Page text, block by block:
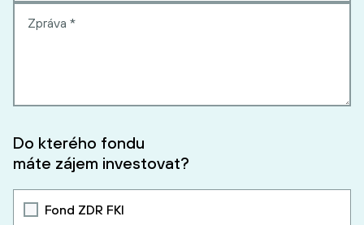
Do kterého fondu
máte zájem investovat?
Fond ZDR FKI